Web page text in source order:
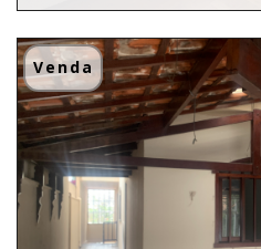
Venda